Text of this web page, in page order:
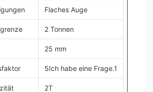
Flaches Auge
2 Tonnen
25 mm
5Ich habe eine Frage.1
2T